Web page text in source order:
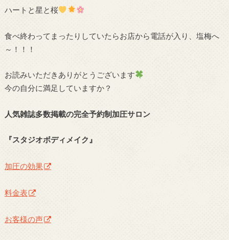
ハートと星と桜
食べ終わってまったりしていたらお店から電話が入り、塩梅へ
～！！！
お読みいただきありがとうございます
今の自分に満足していますか？
人気雑誌多数掲載の完全予約制加圧サロン
『スタジオボディメイク』
加圧の効果
料金表
お客様の声